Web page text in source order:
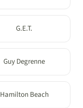
G.E.T.
Guy Degrenne
Hamilton Beach